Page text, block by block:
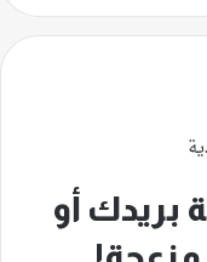
بريدك أو